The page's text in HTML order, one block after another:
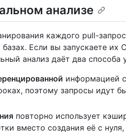
анализе
каждого pull-
Если вы запускаете их
анализ даёт два способа
информацией
поэтому запросы идут
повторно использует
вместо создания её с